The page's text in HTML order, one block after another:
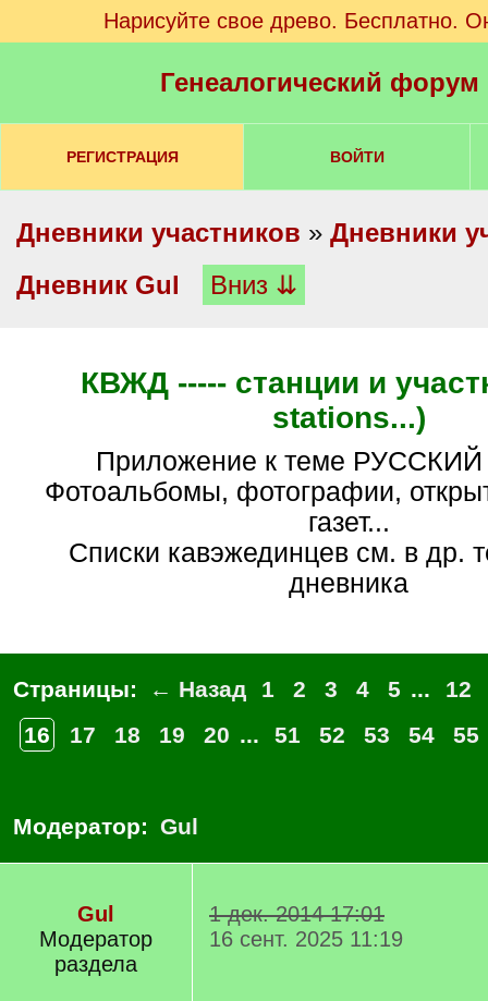
Нарисуйте свое древо. Бесплатно.
Генеалогический
РЕГИСТРАЦИЯ ВОЙТИ
Дневники участников » Дневники
Дневник Gul
Вниз ⇊
КВЖД ----- станции и
stations...)
Приложение к теме
Фотоальбомы, фотографии,
газет...
Списки кавэжединцев см. в др.
дневника
Страницы: ← Назад 1 2 3 4 5 ...
12
16
17 18 19 20 ... 51 52 53 54 55
Модератор: Gul
Gul
Модератор
раздела
1 дек. 2014 17:01
16 сент. 2025 11:19